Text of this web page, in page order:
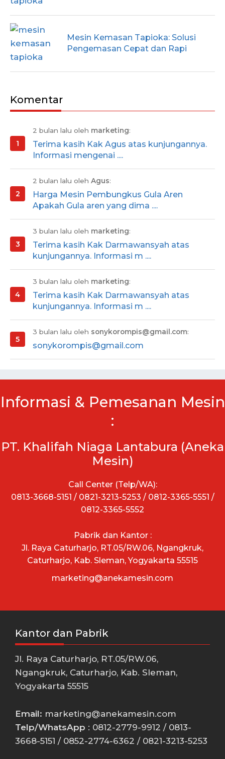
Mesin Kemasan Tapioka: Solusi
Pengemasan Cepat dan Rapi
Komentar
2 bulan lalu oleh marketing:
Terima kasih Kak Agus atas kunjungannya.
Informasi mengenai ....
2 bulan lalu oleh Agus:
Harga Mesin Pembungkus Gula Aren
Apakah Gula aren yang dima ....
3 bulan lalu oleh marketing:
Terima kasih Kak Darmawansyah atas
kunjungannya. Informasi m ....
3 bulan lalu oleh marketing:
Terima kasih Kak Darmawansyah atas
kunjungannya. Informasi m ....
3 bulan lalu oleh sonykorompis@gmail.com:
sonykorompis@gmail.com
Informasi & Pemesanan Mesin
:
PT. Khalifah Niaga Lantabura (Aneka
Mesin)
Call Center (Telp/WA):
0813-3668-5151 / 0821-3213-5253 / 0812-3365-5551 /
0812-3365-5552
Pabrik dan Kantor :
Jl. Raya Caturharjo, RT.05/RW.06, Ngangkruk,
Caturharjo, Kab. Sleman, Yogyakarta 55515
marketing@anekamesin.com
Kantor dan Pabrik
Jl. Raya Caturharjo, RT.05/RW.06,
Ngangkruk, Caturharjo, Kab. Sleman,
Yogyakarta 55515
Email: marketing@anekamesin.com
Telp/WhatsApp : 0812-2779-9912 / 0813-
3668-5151 / 0852-2774-6362 / 0821-3213-5253